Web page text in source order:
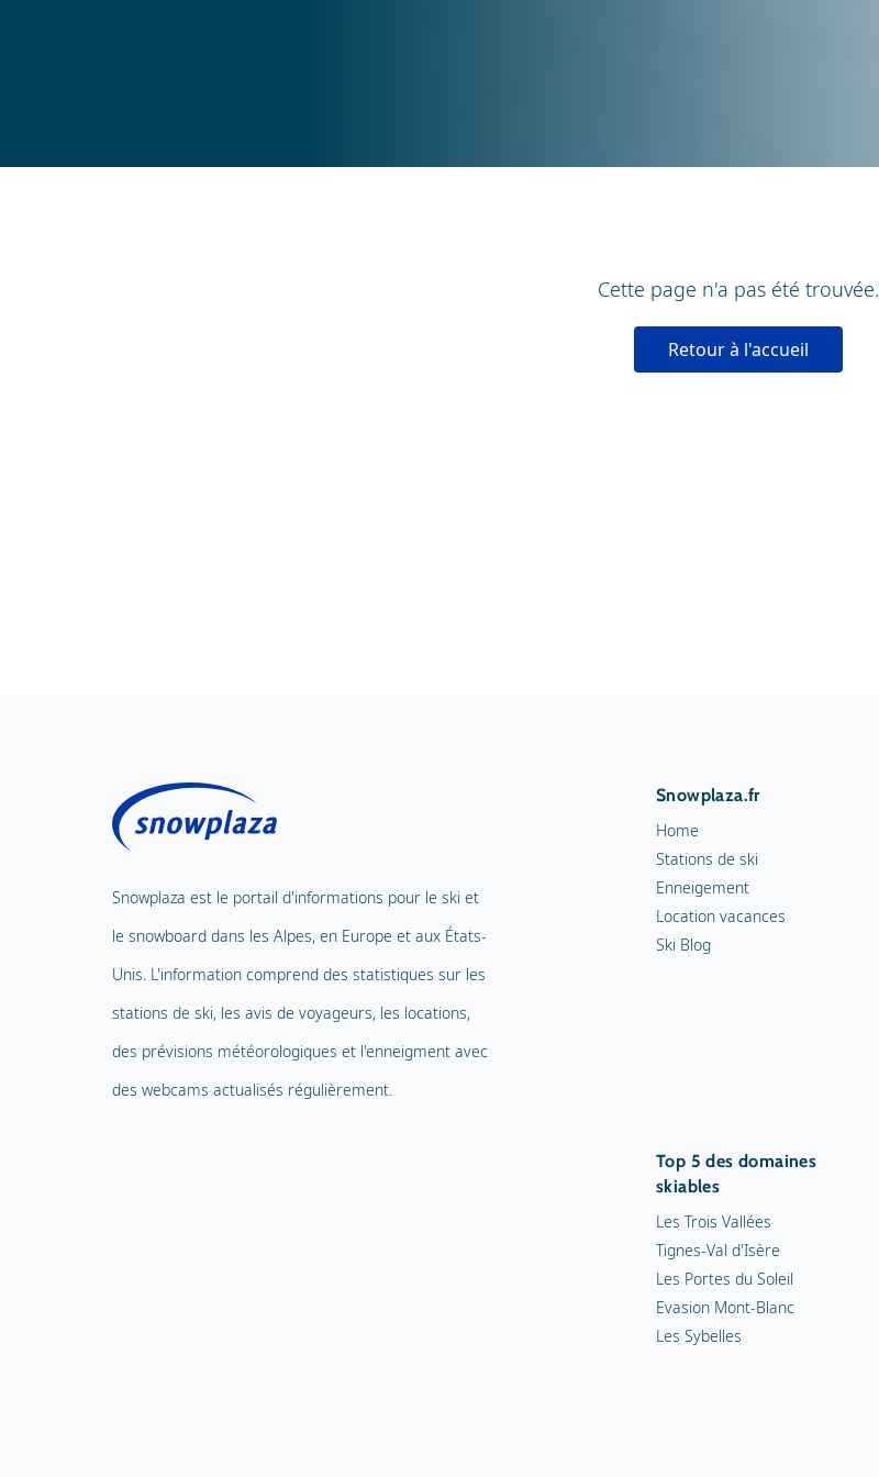
Cette page n'a pas été trouvée.
Retour à l'accueil
Snowplaza est le portail d'informations pour le ski et
le snowboard dans les Alpes, en Europe et aux États-
Unis. L'information comprend des statistiques sur les
stations de ski, les avis de voyageurs, les locations,
des prévisions météorologiques et l'enneigment avec
des webcams actualisés régulièrement.
Snowplaza.fr
Home
Stations de ski
Enneigement
Location vacances
Ski Blog
Top 5 des domaines
skiables
Les Trois Vallées
Tignes-Val d'Isère
Les Portes du Soleil
Evasion Mont-Blanc
Les Sybelles